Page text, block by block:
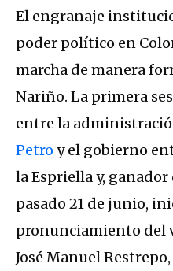
El engranaje
poder político en
marcha de manera
Nariño. La primera
entre la
Petro y el gobierno
la Espriella y,
pasado 21 de junio,
pronunciamiento del
José Manuel